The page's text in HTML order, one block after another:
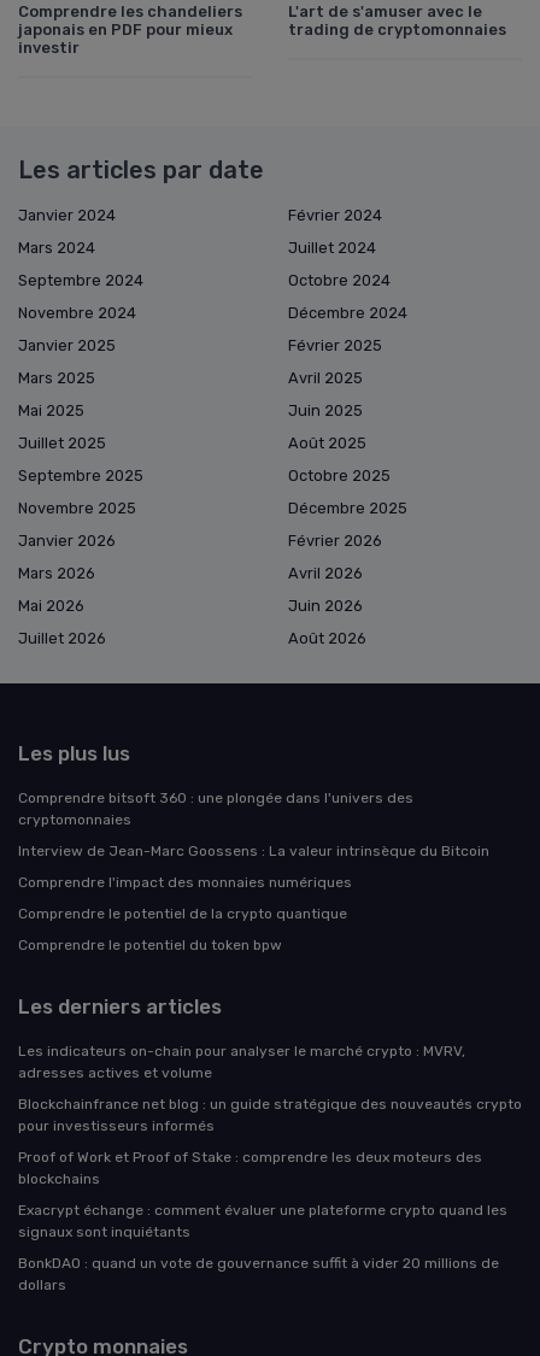
Comprendre les chandeliers
japonais en PDF pour mieux
investir
L'art de s'amuser avec le
trading de cryptomonnaies
Les articles par date
Janvier 2024
Février 2024
Mars 2024
Juillet 2024
Septembre 2024
Octobre 2024
Novembre 2024
Décembre 2024
Janvier 2025
Février 2025
Mars 2025
Avril 2025
Mai 2025
Juin 2025
Juillet 2025
Août 2025
Septembre 2025
Octobre 2025
Novembre 2025
Décembre 2025
Janvier 2026
Février 2026
Mars 2026
Avril 2026
Mai 2026
Juin 2026
Juillet 2026
Août 2026
Les plus lus
Comprendre bitsoft 360 : une plongée dans l'univers des
cryptomonnaies
Interview de Jean-Marc Goossens : La valeur intrinsèque du Bitcoin
Comprendre l'impact des monnaies numériques
Comprendre le potentiel de la crypto quantique
Comprendre le potentiel du token bpw
Les derniers articles
Les indicateurs on-chain pour analyser le marché crypto : MVRV,
adresses actives et volume
Blockchainfrance net blog : un guide stratégique des nouveautés crypto
pour investisseurs informés
Proof of Work et Proof of Stake : comprendre les deux moteurs des
blockchains
Exacrypt échange : comment évaluer une plateforme crypto quand les
signaux sont inquiétants
BonkDAO : quand un vote de gouvernance suffit à vider 20 millions de
dollars
Crypto monnaies